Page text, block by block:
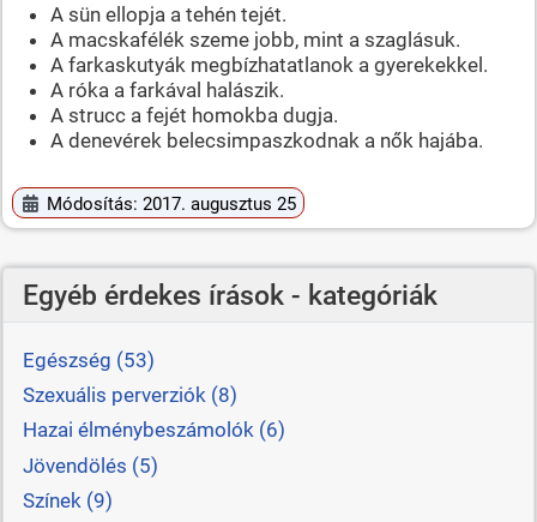
A sün ellopja a tehén tejét.
A macskafélék szeme jobb, mint a szaglásuk.
A farkaskutyák megbízhatatlanok a gyerekekkel.
A róka a farkával halászik.
A strucc a fejét homokba dugja.
A denevérek belecsimpaszkodnak a nők hajába.
Módosítás: 2017. augusztus 25
Egyéb érdekes írások - kategóriák
Egészség (53)
Szexuális perverziók (8)
Hazai élménybeszámolók (6)
Jövendölés (5)
Színek (9)